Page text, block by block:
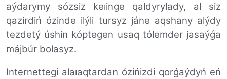
aýdarymy sózsiz keıinge qaldyrylady, al siz
qazirdiń ózinde ilýli tursyz jáne aqshany alýdy
tezdetý úshin kóptegen usaq tólemder jasaýǵa
májbúr bolasyz.
Internettegi alaıaqtardan ózińizdi qorǵaýdyń eń